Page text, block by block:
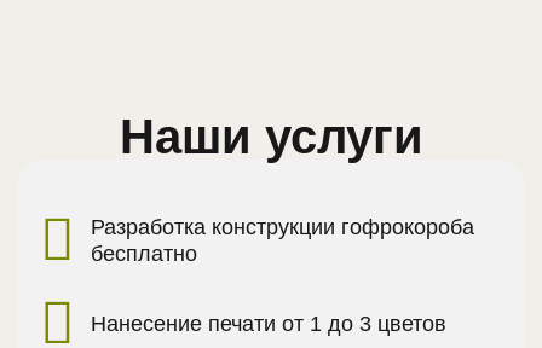
Наши услуги
Разработка конструкции гофрокороба
бесплатно
Нанесение печати от 1 до 3 цветов